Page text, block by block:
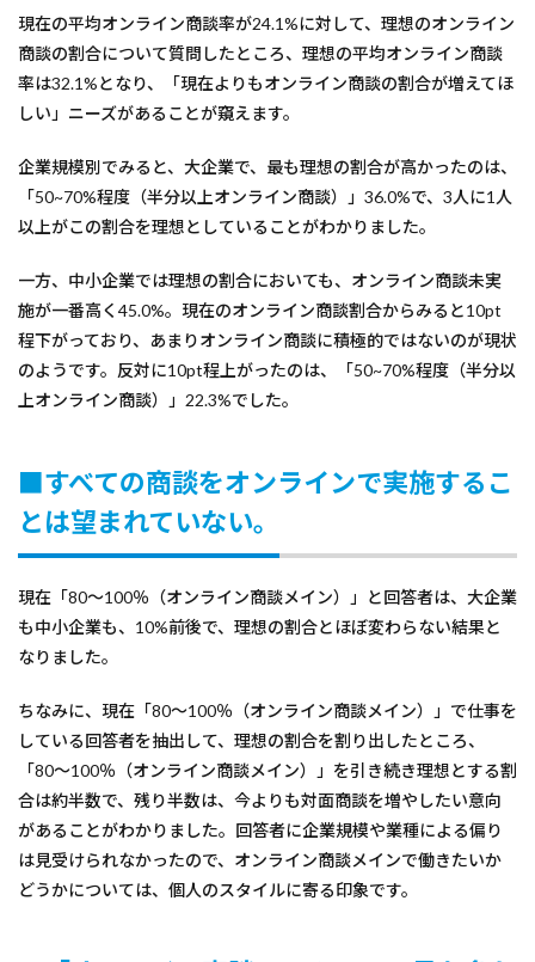
現在の平均オンライン商談率が24.1%に対して、理想のオンライン
商談の割合について質問したところ、理想の平均オンライン商談
率は32.1%となり、「現在よりもオンライン商談の割合が増えてほ
しい」ニーズがあることが窺えます。
企業規模別でみると、大企業で、最も理想の割合が高かったのは、
「50~70%程度（半分以上オンライン商談）」36.0%で、3人に1人
以上がこの割合を理想としていることがわかりました。
一方、中小企業では理想の割合においても、オンライン商談未実
施が一番高く45.0%。現在のオンライン商談割合からみると10pt
程下がっており、あまりオンライン商談に積極的ではないのが現状
のようです。反対に10pt程上がったのは、「50~70%程度（半分以
上オンライン商談）」22.3%でした。
■すべての商談をオンラインで実施するこ
とは望まれていない。
現在「80～100％（オンライン商談メイン）」と回答者は、大企業
も中小企業も、10%前後で、理想の割合とほぼ変わらない結果と
なりました。
ちなみに、現在「80～100％（オンライン商談メイン）」で仕事を
している回答者を抽出して、理想の割合を割り出したところ、
「80～100％（オンライン商談メイン）」を引き続き理想とする割
合は約半数で、残り半数は、今よりも対面商談を増やしたい意向
があることがわかりました。回答者に企業規模や業種による偏り
は見受けられなかったので、オンライン商談メインで働きたいか
どうかについては、個人のスタイルに寄る印象です。